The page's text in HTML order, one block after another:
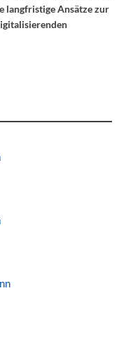
langfristige Ansätze zur